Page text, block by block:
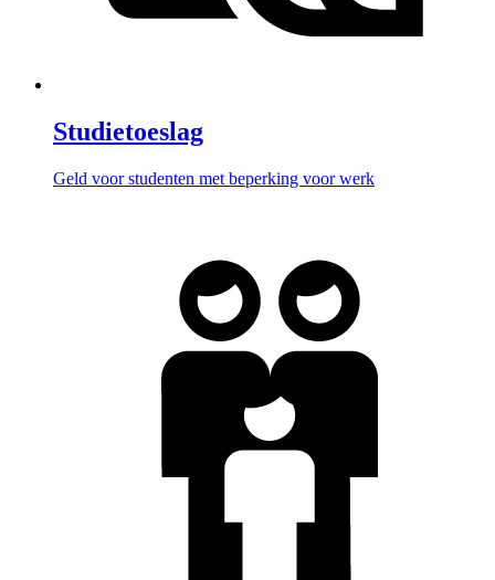
Studietoeslag
Geld voor studenten met beperking voor werk